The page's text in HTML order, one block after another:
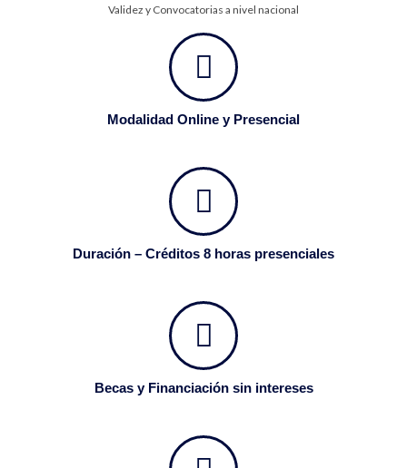
Validez y Convocatorias a nivel nacional
Modalidad Online y Presencial
Duración – Créditos 8 horas presenciales
Becas y Financiación sin intereses